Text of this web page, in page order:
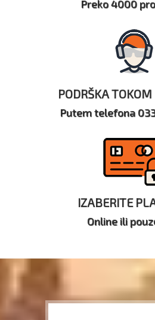
Preko 4000
PODRŠKA
Putem telefona
IZABERITE
Online ili